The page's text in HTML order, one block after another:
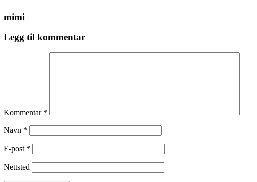
mimi
Legg til kommentar
Kommentar *
Navn *
E-post *
Nettsted